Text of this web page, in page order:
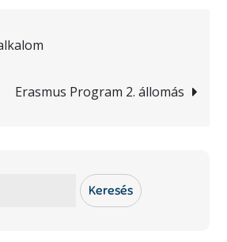
Erasmus Program 2. állomás
Keresés